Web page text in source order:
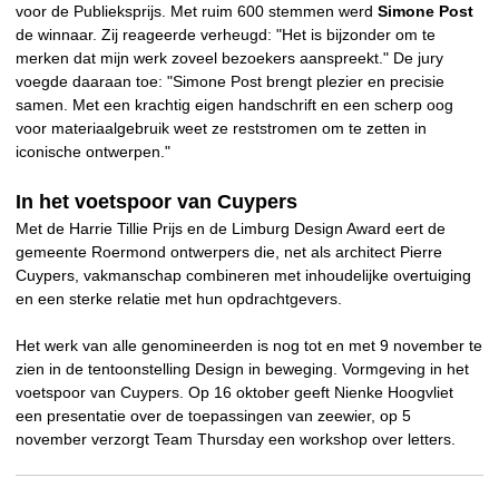
voor de Publieksprijs. Met ruim 600 stemmen werd Simone Post
de winnaar. Zij reageerde verheugd: "Het is bijzonder om te
merken dat mijn werk zoveel bezoekers aanspreekt." De jury
voegde daaraan toe: "Simone Post brengt plezier en precisie
samen. Met een krachtig eigen handschrift en een scherp oog
voor materiaalgebruik weet ze reststromen om te zetten in
iconische ontwerpen."
In het voetspoor van Cuypers
Met de Harrie Tillie Prijs en de Limburg Design Award eert de
gemeente Roermond ontwerpers die, net als architect Pierre
Cuypers, vakmanschap combineren met inhoudelijke overtuiging
en een sterke relatie met hun opdrachtgevers.
Het werk van alle genomineerden is nog tot en met 9 november te
zien in de tentoonstelling Design in beweging. Vormgeving in het
voetspoor van Cuypers. Op 16 oktober geeft Nienke Hoogvliet
een presentatie over de toepassingen van zeewier, op 5
november verzorgt Team Thursday een workshop over letters.